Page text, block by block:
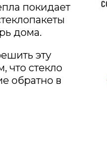
покидает
дома.
эту
что стекло
обратно в